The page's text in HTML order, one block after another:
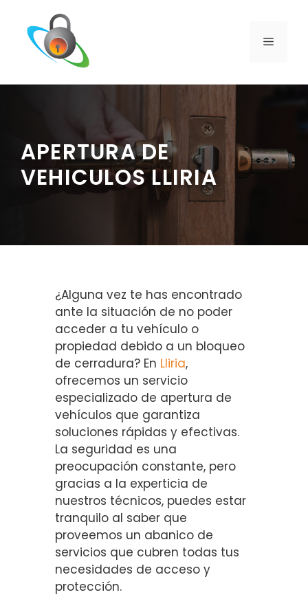
contenido
MENÚ
APERTURA DE
VEHICULOS LLIRIA
¿Alguna vez te has encontrado
ante la situación de no poder
acceder a tu vehículo o
propiedad debido a un bloqueo
de cerradura? En Lliria,
ofrecemos un servicio
especializado de apertura de
vehículos que garantiza
soluciones rápidas y efectivas.
La seguridad es una
preocupación constante, pero
gracias a la experticia de
nuestros técnicos, puedes estar
tranquilo al saber que
proveemos un abanico de
servicios que cubren todas tus
necesidades de acceso y
protección.